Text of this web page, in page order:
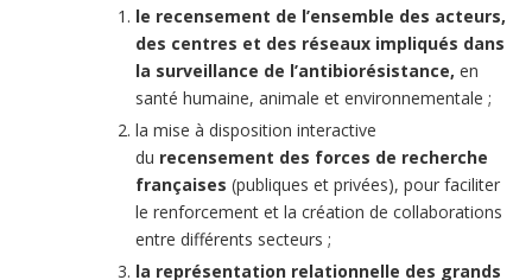
le recensement de l’ensemble des acteurs,
des centres et des réseaux impliqués dans
la surveillance de l’antibiorésistance, en
santé humaine, animale et environnementale ;
la mise à disposition interactive
du recensement des forces de recherche
françaises (publiques et privées), pour faciliter
le renforcement et la création de collaborations
entre différents secteurs ;
la représentation relationnelle des grands